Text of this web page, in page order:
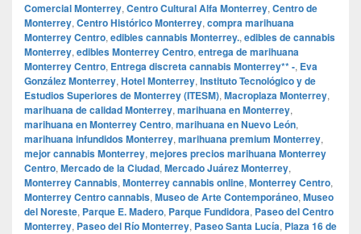
Comercial Monterrey, Centro Cultural Alfa Monterrey, Centro de
Monterrey, Centro Histórico Monterrey, compra marihuana
Monterrey Centro, edibles cannabis Monterrey., edibles de cannabis
Monterrey, edibles Monterrey Centro, entrega de marihuana
Monterrey Centro, Entrega discreta cannabis Monterrey** -, Eva
González Monterrey, Hotel Monterrey, Instituto Tecnológico y de
Estudios Superiores de Monterrey (ITESM), Macroplaza Monterrey,
marihuana de calidad Monterrey, marihuana en Monterrey,
marihuana en Monterrey Centro, marihuana en Nuevo León,
marihuana infundidos Monterrey, marihuana premium Monterrey,
mejor cannabis Monterrey, mejores precios marihuana Monterrey
Centro, Mercado de la Ciudad, Mercado Juárez Monterrey,
Monterrey Cannabis, Monterrey cannabis online, Monterrey Centro,
Monterrey Centro cannabis, Museo de Arte Contemporáneo, Museo
del Noreste, Parque E. Madero, Parque Fundidora, Paseo del Centro
Monterrey, Paseo del Río Monterrey, Paseo Santa Lucía, Plaza 16 de